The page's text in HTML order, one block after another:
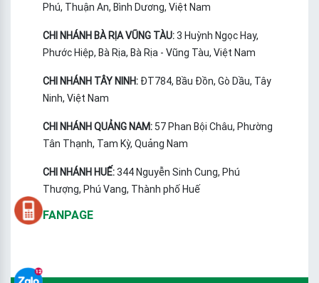
Phú, Thuận An, Bình Dương, Việt Nam
CHI NHÁNH BÀ RỊA VŨNG TÀU:3 Huỳnh Ngọc Hay,
Phước Hiệp, Bà Rịa, Bà Rịa - Vũng Tàu, Việt Nam
CHI NHÁNH TÂY NINH: ĐT784, Bầu Đồn, Gò Dầu, Tây
Ninh, Việt Nam
CHI NHÁNH QUẢNG NAM: 57 Phan Bội Châu, Phường
Tân Thạnh, Tam Kỳ, Quảng Nam
CHI NHÁNH HUẾ:344 Nguyễn Sinh Cung, Phú
Thượng, Phú Vang, Thành phố Huế
FANPAGE